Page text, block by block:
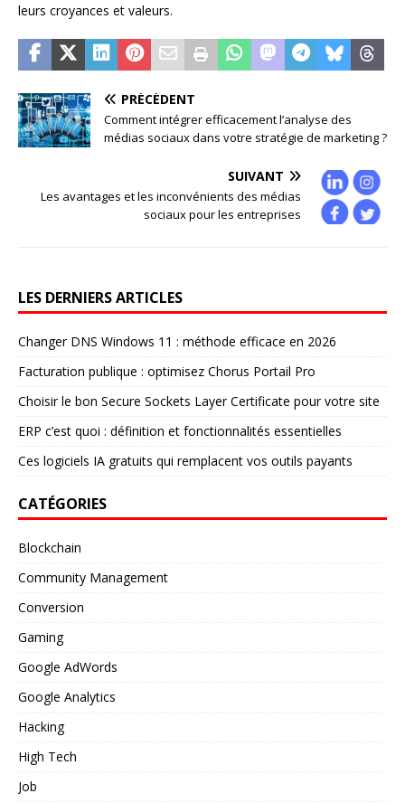
leurs croyances et valeurs.
PRÉCÉDENT
Comment intégrer efficacement l’analyse des
médias sociaux dans votre stratégie de marketing ?
SUIVANT
Les avantages et les inconvénients des médias
sociaux pour les entreprises
LES DERNIERS ARTICLES
Changer DNS Windows 11 : méthode efficace en 2026
Facturation publique : optimisez Chorus Portail Pro
Choisir le bon Secure Sockets Layer Certificate pour votre site
ERP c’est quoi : définition et fonctionnalités essentielles
Ces logiciels IA gratuits qui remplacent vos outils payants
CATÉGORIES
Blockchain
Community Management
Conversion
Gaming
Google AdWords
Google Analytics
Hacking
High Tech
Job